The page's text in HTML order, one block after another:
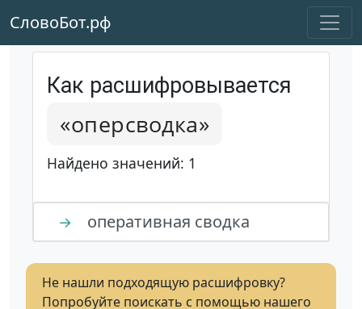
СловоБот.рф
Как расшифровывается
«оперсводка»
Найдено значений: 1
→ оперативная сводка
Не нашли подходящую расшифровку?
Попробуйте поискать с помощью нашего